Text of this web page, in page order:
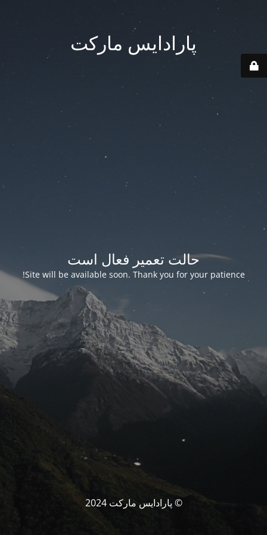
پارادایس مارکت
حالت تعمیر فعال است
Site will be available soon. Thank you for your patience!
© پارادایس مارکت 2024